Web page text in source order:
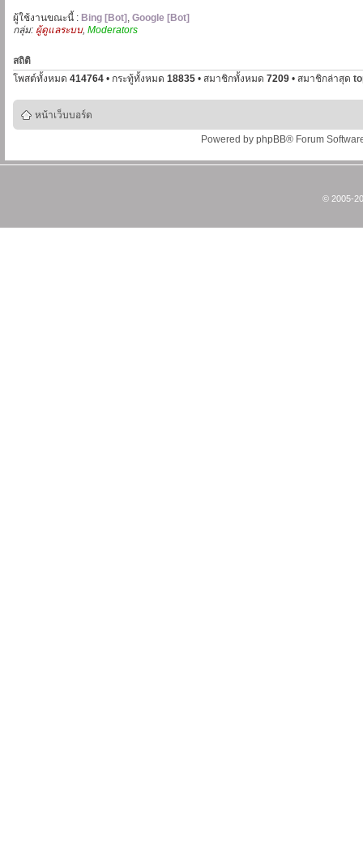
ผู้ใช้งานขณะนี้ : Bing [Bot] , Google [Bot]
กลุ่ม: ผู้ดูแลระบบ, Moderators
สถิติ
โพสต์ทั้งหมด 414764 • กระทู้ทั้งหมด 18835 • สมาชิกทั้งหมด 7209 • สมาชิกล่าสุด
หน้าเว็บบอร์ด
Powered by phpBB® Forum
© 2005-